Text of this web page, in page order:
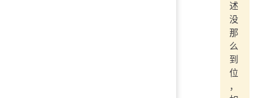
述
没
那
么
到
位
，